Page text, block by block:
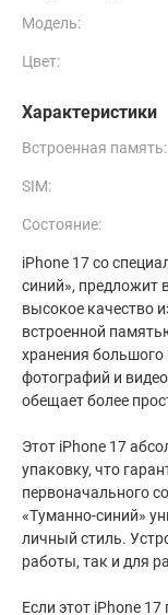
Модель:
Цвет:
Характеристики
Встроенная память:
SIM:
Состояние:
iPhone 17 со
синий», предложит
высокое качество
встроенной
хранения
фотографий и
обещает более
Этот iPhone 17
упаковку, что
первоначального
«Туманно-синий»
личный стиль.
работы, так и для
Если этот iPhone